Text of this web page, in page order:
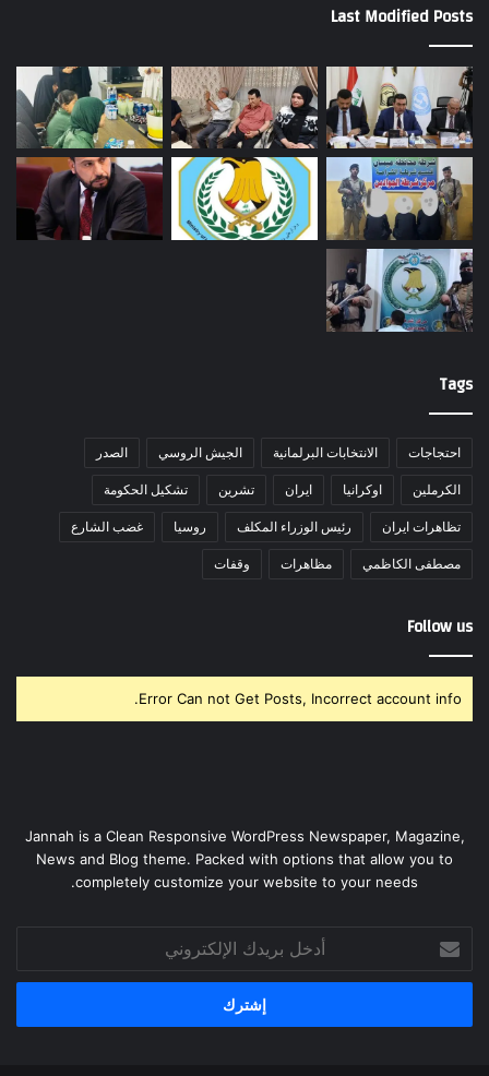
Last Modified Posts
Tags
احتجاجات الانتخابات البرلمانية الجيش الروسي الصدر
الكرملين اوكرانيا ايران تشرين تشكيل الحكومة
تظاهرات ايران رئيس الوزراء المكلف روسيا غضب الشارع
مصطفى الكاظمي مظاهرات وقفات
Follow us
Error Can not Get Posts, Incorrect account info.
Jannah is a Clean Responsive WordPress Newspaper, Magazine,
News and Blog theme. Packed with options that allow you to
completely customize your website to your needs.
بريدك
الإلكتروني